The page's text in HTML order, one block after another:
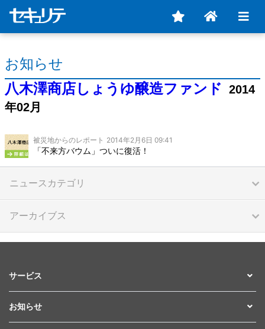
お知らせ
八木澤商店しょうゆ醸造ファンド
2014
年02月
被災地からのレポート 2014年2月6日 09:41
「不来方バウム」ついに復活！
ニュースカテゴリ
アーカイブス
サービス
お知らせ